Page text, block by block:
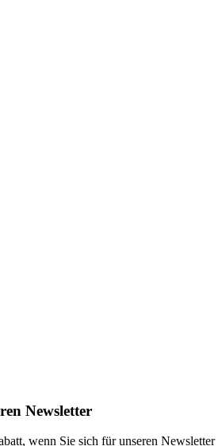
Newsletter
wenn Sie sich für unseren Newsletter